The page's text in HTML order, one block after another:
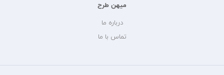
میهن طرح
درباره ما
تماس با ما